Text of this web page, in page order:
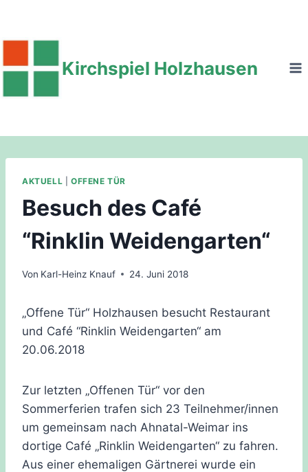
springen
Kirchspiel Holzhausen
AKTUELL OFFENE TÜR
Besuch des Café
“Rinklin Weidengarten“
Von Karl-Heinz Knauf 24. Juni 2018
„Offene Tür“ Holzhausen besucht Restaurant
und Café “Rinklin Weidengarten“ am
20.06.2018
Zur letzten „Offenen Tür“ vor den
Sommerferien trafen sich 23 Teilnehmer/innen
um gemeinsam nach Ahnatal-Weimar ins
dortige Café „Rinklin Weidengarten“ zu fahren.
Aus einer ehemaligen Gärtnerei wurde ein